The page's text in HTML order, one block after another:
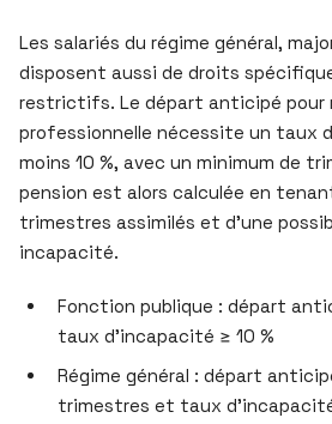
Les salariés du régime général,
disposent aussi de droits
restrictifs. Le départ anticipé pour
professionnelle nécessite un taux
moins 10 %, avec un minimum de
pension est alors calculée en
trimestres assimilés et d’une
incapacité.
Fonction publique : départ
taux d’incapacité ≥ 10 %
Régime général : départ
trimestres et taux